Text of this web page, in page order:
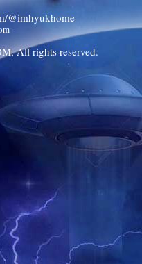
@imhyukhome
All rights reserved.